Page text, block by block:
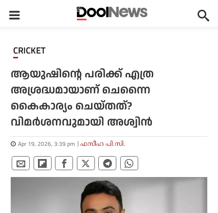
CRICKET
ആയുഷിന്റെ പരിക്ക് എത്ര
അശ്രദ്ധമായാണ് ചെന്നൈ
കൈകാര്യം ചെയ്തത്?
വിമര്‍ശനവുമായി അശ്വിന്‍
Apr 19, 2026, 3:39 pm ഫസീഹ പി.സി.